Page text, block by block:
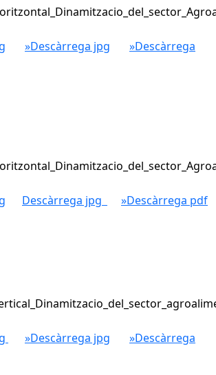
»Descàrrega jpg
»Descàrrega
Descàrrega jpg »Descàrrega pdf
»Descàrrega jpg
»Descàrrega